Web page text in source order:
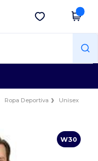
Descargar app
Ropa Deportiva
Unisex
W30